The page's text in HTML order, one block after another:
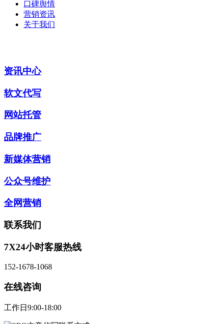
口碑舆情
营销资讯
关于我们
资讯中心
软文代写
网站托管
品牌推广
新媒体营销
公众号维护
全网营销
联系我们
7X24小时客服热线
152-1678-1068
在线咨询
工作日9:00-18:00